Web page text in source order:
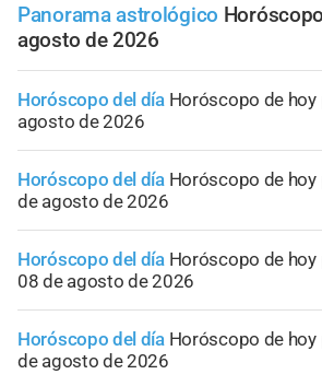
Panorama astrológico
agosto de 2026
Horóscopo del día Horóscopo de hoy
agosto de 2026
Horóscopo del día Horóscopo de hoy
de agosto de 2026
Horóscopo del día Horóscopo de hoy
08 de agosto de 2026
Horóscopo del día Horóscopo de hoy
de agosto de 2026